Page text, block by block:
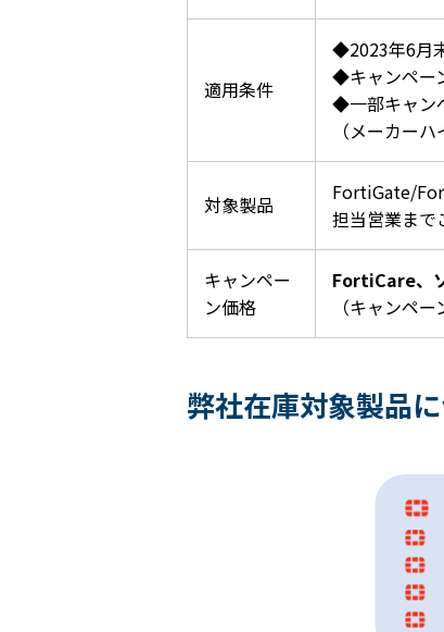
適用条件
◆2023年6月
◆キャンペー
◆一部キャン
（メーカー
対象製品 FortiGate/
担当営業まで
キャンペー
ン価格
FortiCare、
（キャンペ
弊社在庫対象製品